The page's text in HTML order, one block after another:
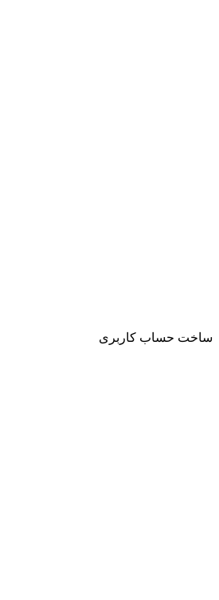
ساخت حساب کاربری